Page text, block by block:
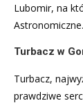
Lubomir, na
Astronomiczne.
Turbacz w
Turbacz,
prawdziwe